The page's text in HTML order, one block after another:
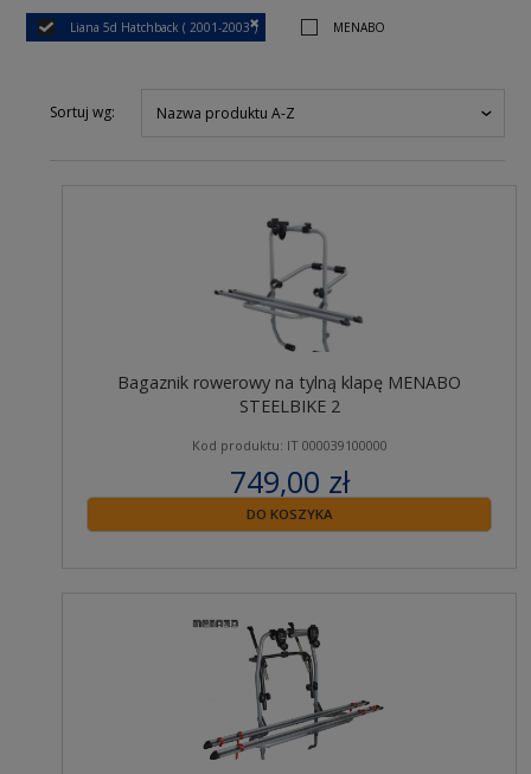
Liana 5d Hatchback ( 2001-2003 ) MENABO
Sortuj wg: Nazwa produktu A-Z
Bagaznik rowerowy na tylną klapę MENABO
STEELBIKE 2
Kod produktu: IT 000039100000
749,00 zł
zawiera 23% VAT
DO KOSZYKA